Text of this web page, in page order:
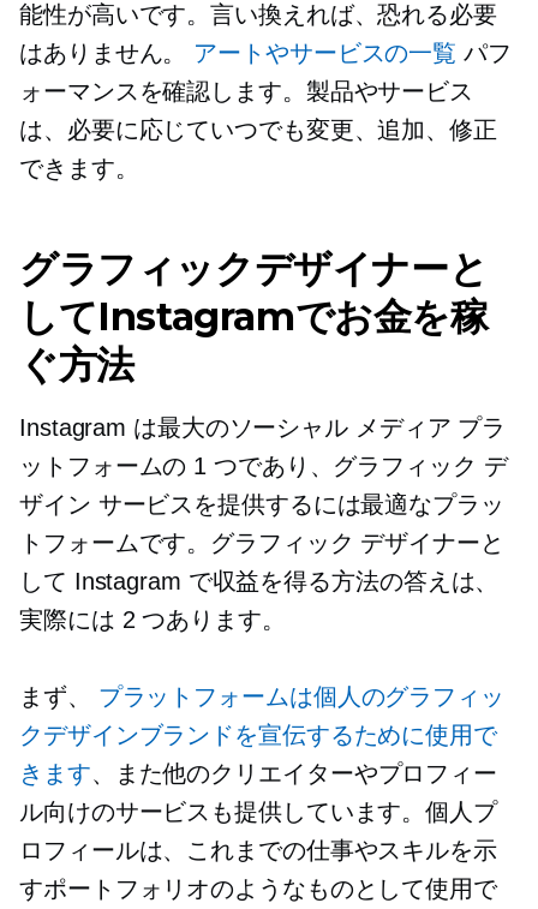
能性が高いです。言い換えれば、恐れる必要
はありません。 アートやサービスの一覧 パフ
ォーマンスを確認します。製品やサービス
は、必要に応じていつでも変更、追加、修正
できます。
グラフィックデザイナーと
してInstagramでお金を稼
ぐ方法
Instagram は最大のソーシャル メディア プラ
ットフォームの 1 つであり、グラフィック デ
ザイン サービスを提供するには最適なプラッ
トフォームです。グラフィック デザイナーと
して Instagram で収益を得る方法の答えは、
実際には 2 つあります。
まず、 プラットフォームは個人のグラフィッ
クデザインブランドを宣伝するために使用で
きます、また他のクリエイターやプロフィー
ル向けのサービスも提供しています。個人プ
ロフィールは、これまでの仕事やスキルを示
すポートフォリオのようなものとして使用で